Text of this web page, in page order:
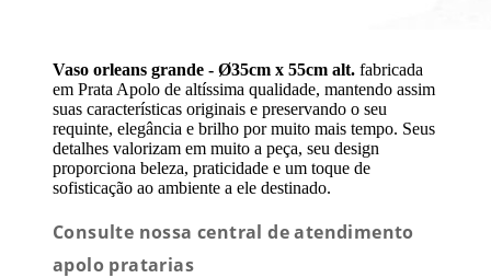
Vaso orleans grande - Ø35cm x 55cm alt. fabricada
em Prata Apolo de altíssima qualidade, mantendo assim
suas características originais e preservando o seu
requinte, elegância e brilho por muito mais tempo. Seus
detalhes valorizam em muito a peça, seu design
proporciona beleza, praticidade e um toque de
sofisticação ao ambiente a ele destinado.
Consulte nossa central de atendimento
apolo pratarias